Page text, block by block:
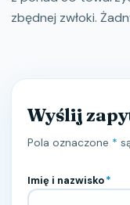
zbędnej zwłoki.
Wyślij
Pola oznaczone *
Imię i nazwisko*